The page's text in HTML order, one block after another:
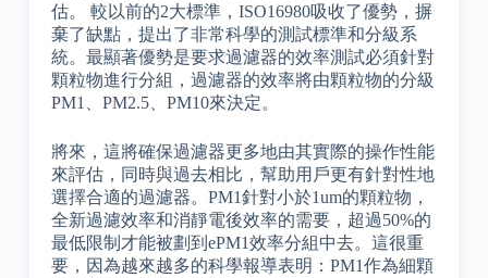
估。 較以前的2大標準，ISO16980吸收了優勢，摒
棄了缺點，提出了非常科學的測試標準和分級系
統。最顯著優勢是要求過濾器的效率測試必須針對
顆粒物進行分組，過濾器的效率將由顆粒物的分級
PM1、PM2.5、PM10來決定。
將來，這將確保過濾器更多地由其實際的操作性能
來評估，同時與過去相比，幫助用戶更有針對性地
選擇合適的過濾器。PM1針對小於1um的顆粒物，
全新過濾效率和消靜電後效率的需要，超過50%的
最低限制才能被劃到ePM1效率分組中去。這很重
要，因為越來越多的科學報導表明：PM1作為細顆